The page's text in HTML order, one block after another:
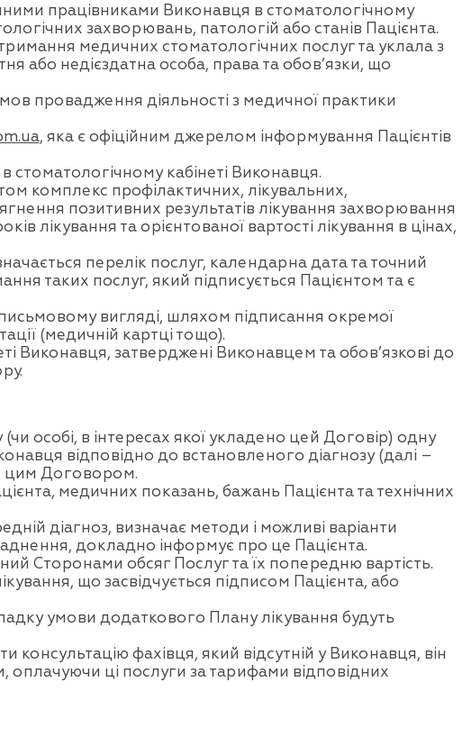
працівниками Виконавця в стоматологічному
захворювань, патологій або станів Пацієнта.
медичних стоматологічних послуг та уклала з
або недієздатна особа, права та обов’язки, що
провадження діяльності з медичної практики
, яка є офіційним джерелом інформування Пацієнтів
стоматологічному кабінеті Виконавця.
комплекс профілактичних, лікувальних,
позитивних результатів лікування захворювання
лікування та орієнтованої вартості лікування в цінах,
перелік послуг, календарна дата та точний
таких послуг, який підписується Пацієнтом та є
вигляді, шляхом підписання окремої
(медичній картці тощо).
Виконавця, затверджені Виконавцем та обов’язкові до
особі, в інтересах якої укладено цей Договір) одну
відповідно до встановленого діагнозу (далі –
цим Договором.
медичних показань, бажань Пацієнта та технічних
діагноз, визначає методи і можливі варіанти
докладно інформує про це Пацієнта.
Сторонами обсяг Послуг та їх попередню вартість.
що засвідчується підписом Пацієнта, або
умови додаткового Плану лікування будуть
фахівця, який відсутній у Виконавця, він
ці послуги за тарифами відповідних